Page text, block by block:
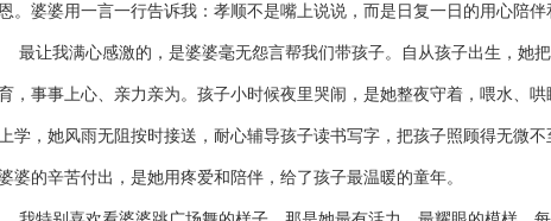
。婆婆用一言一行告诉我：孝顺不是嘴上说说，而是日复一日的用心陪伴
让我满心感激的，是婆婆毫无怨言帮我们带孩子。自从孩子出生，她把
，事事上心、亲力亲为。孩子小时候夜里哭闹，是她整夜守着，喂水、
学，她风雨无阻按时接送，耐心辅导孩子读书写字，把孩子照顾得无微
婆的辛苦付出，是她用疼爱和陪伴，给了孩子最温暖的童年。